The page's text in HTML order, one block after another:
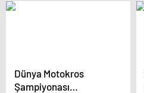
olayla ilgili açıklama
Dünya Motokros
Şampiyonası